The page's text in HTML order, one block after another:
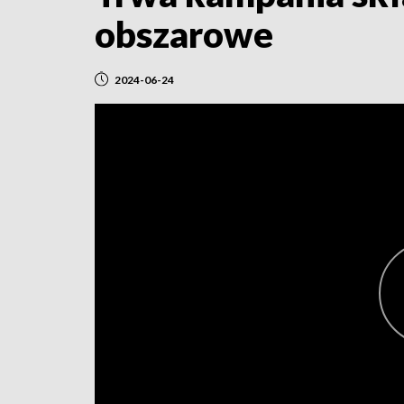
obszarowe
2024-06-24